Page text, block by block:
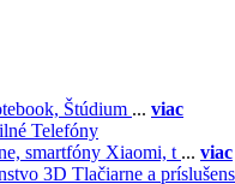
Štúdium ... viac
Telefóny
smartfóny Xiaomi, t ... viac
3D Tlačiarne a